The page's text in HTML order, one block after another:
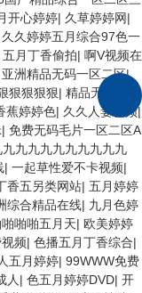
开心婷婷| 久草婷婷网|
久久婷婷五月综合97色一
五月丁香偷拍| 啊V视频在
亚洲精品无码一区二区|
狠狠狠狠| 精品无码99
蕉婷婷色| 久久人妻视频|
| 免费无码毛片一区二区A
九九九九九九九九九
| 一起草性爱不卡视频|
香五另类网站| 五月婷婷
综合精品在线| 九月色婷
啪啪五月天| 欧美婷婷
频| 色播五月丁香综合|
五月婷婷| 99WWW免费
人 | 色五月婷婷DVD| 开